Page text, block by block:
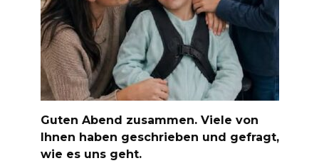
Guten Abend zusammen. Viele von
Ihnen haben geschrieben und gefragt,
wie es uns geht.